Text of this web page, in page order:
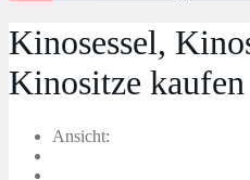
Kinosessel,
Kinositze kaufen
Ansicht: